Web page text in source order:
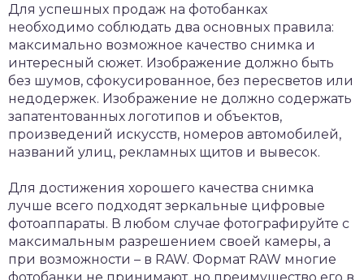
Для успешных продаж на фотобанках
необходимо соблюдать два основных правила:
максимально возможное качество снимка и
интересный сюжет. Изображение должно быть
без шумов, сфокусированное, без пересветов или
недодержек. Изображение не должно содержать
запатентованных логотипов и объектов,
произведений искусств, номеров автомобилей,
названий улиц, рекламных щитов и вывесок.
Для достижения хорошего качества снимка
лучше всего подходят зеркальные цифровые
фотоаппараты. В любом случае фотографируйте с
максимальным разрешением своей камеры, а
при возможности – в RAW. Формат RAW многие
фотобанки не принимают, но преимущество его в